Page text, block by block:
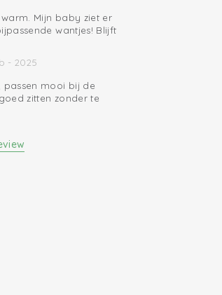
Mijn baby ziet er
wantjes! Blijft
- 2025
passen mooi bij de
zitten zonder te